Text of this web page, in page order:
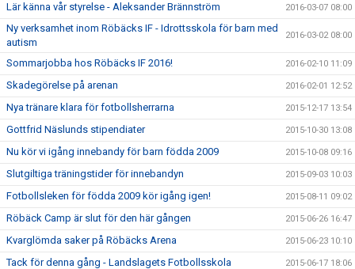
Lär känna vår styrelse - Aleksander Brännström 2016-03-07 08:00
Ny verksamhet inom Röbäcks IF - Idrottsskola för barn med
autism
2016-03-02 08:00
Sommarjobba hos Röbäcks IF 2016! 2016-02-10 11:09
Skadegörelse på arenan 2016-02-01 12:52
Nya tränare klara för fotbollsherrarna 2015-12-17 13:54
Gottfrid Näslunds stipendiater 2015-10-30 13:08
Nu kör vi igång innebandy för barn födda 2009 2015-10-08 09:16
Slutgiltiga träningstider för innebandyn 2015-09-03 10:03
Fotbollsleken för födda 2009 kör igång igen! 2015-08-11 09:02
Röbäck Camp är slut för den här gången 2015-06-26 16:47
Kvarglömda saker på Röbäcks Arena 2015-06-23 10:10
Tack för denna gång - Landslagets Fotbollsskola 2015-06-17 18:06